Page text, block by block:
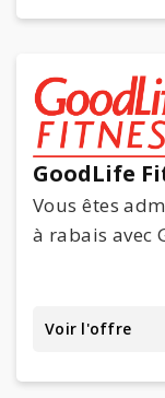
GoodLife
Vous êtes
à rabais avec
Voir l'offre